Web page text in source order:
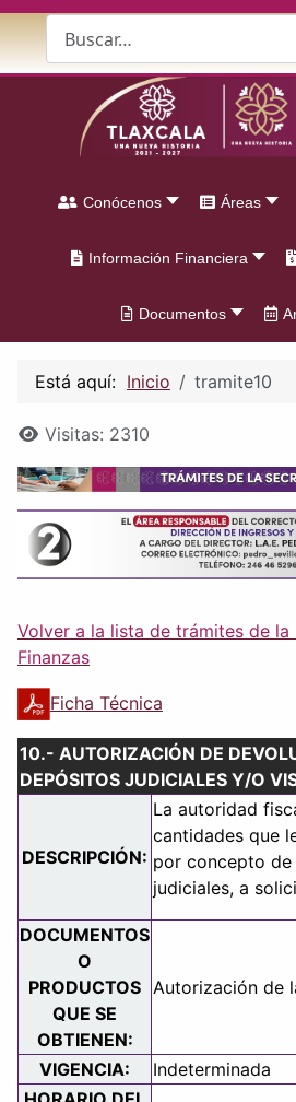
Conócenos Áreas
Información Financiera
Documentos
Está aquí: Inicio tramite10
Detalles
Visitas: 2310
Volver a la lista de trámites de la
Finanzas
Ficha Técnica
10.- AUTORIZACIÓN DE
DEPÓSITOS JUDICIALES Y/O
DESCRIPCIÓN:
La autoridad
cantidades que
por concepto
judiciales, a
DOCUMENTOS
O
PRODUCTOS
QUE SE
OBTIENEN:
Autorización de
VIGENCIA:
Indeterminada